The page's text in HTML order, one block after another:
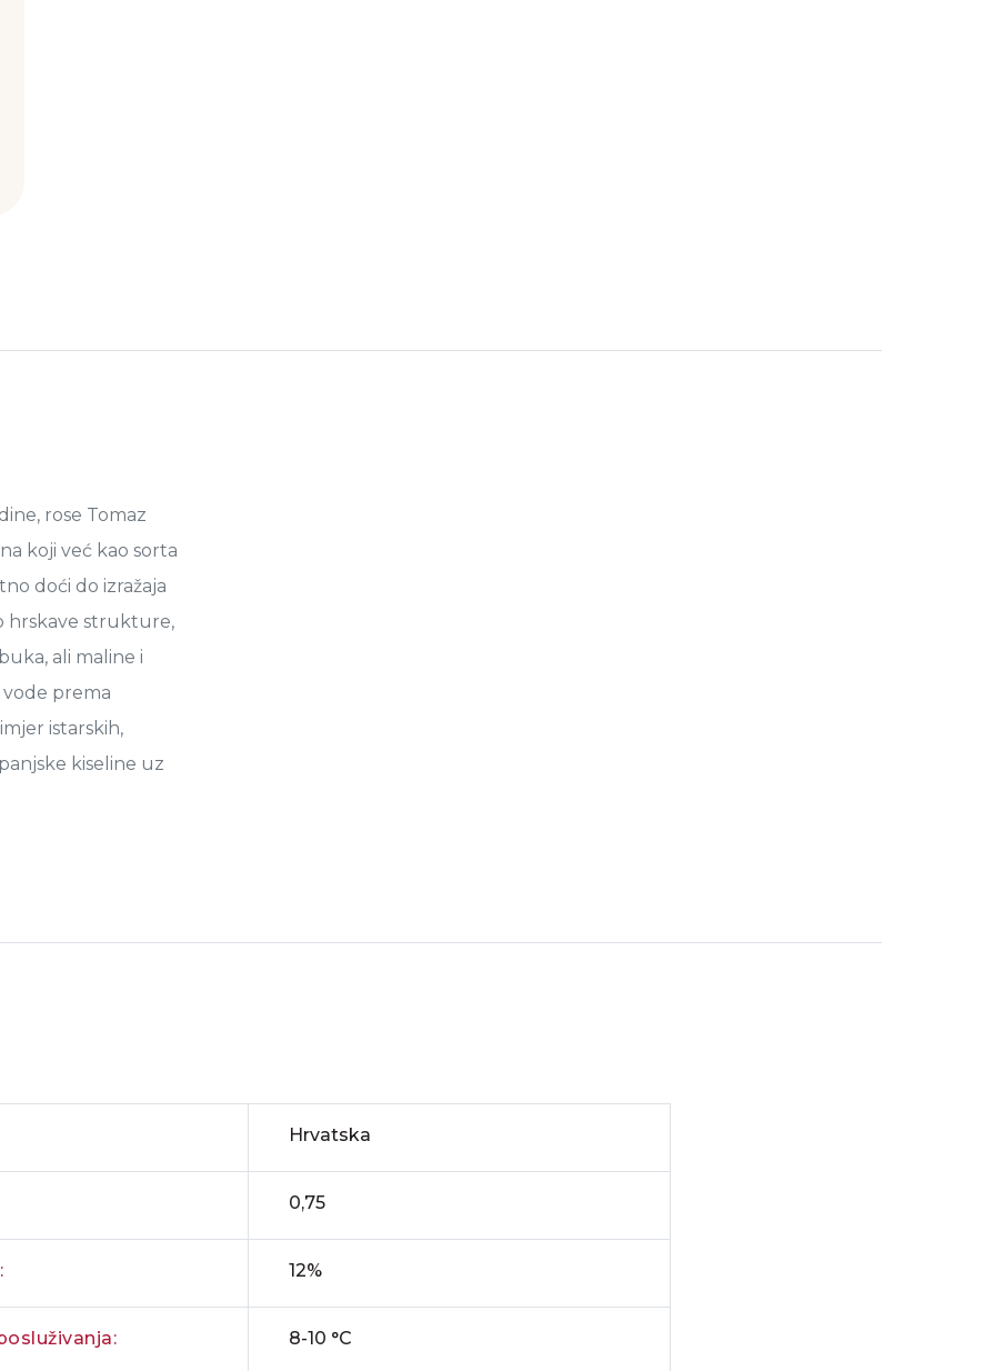
rose Tomaz
koji već kao sorta
doći do izražaja
hrskave strukture,
ali maline i
prema
istarskih,
kiseline uz
Hrvatska
0,75
12%
8-10 °C